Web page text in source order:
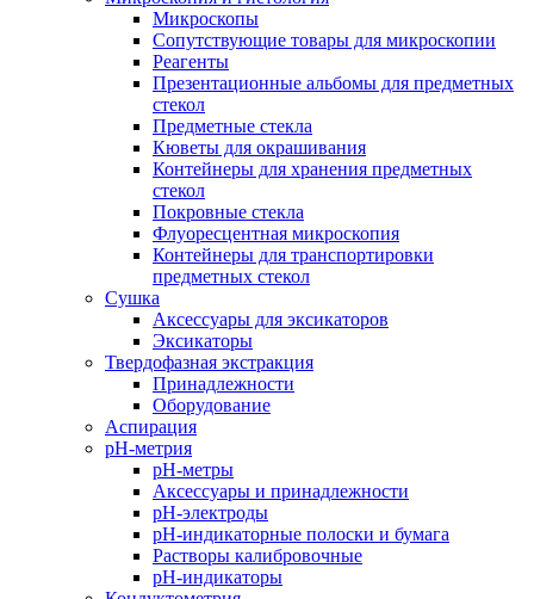
Микроскопы
Сопутствующие товары для микроскопии
Реагенты
Презентационные альбомы для предметных
стекол
Предметные стекла
Кюветы для окрашивания
Контейнеры для хранения предметных
стекол
Покровные стекла
Флуоресцентная микроскопия
Контейнеры для транспортировки
предметных стекол
Сушка
Аксессуары для эксикаторов
Эксикаторы
Твердофазная экстракция
Принадлежности
Оборудование
Аспирация
pH-метрия
pH-метры
Аксессуары и принадлежности
pH-электроды
pH-индикаторные полоски и бумага
Растворы калибровочные
pH-индикаторы